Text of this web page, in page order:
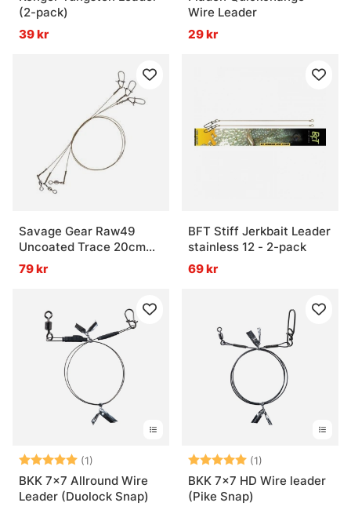
(2-pack)
39 kr
Wire Leader
29 kr
Savage Gear Raw49
Uncoated Trace 20cm
0.27mm 7kg
Swivel/Needle Snap 3
79 kr
BFT Stiff Jerkbait Leader
stainless 12 - 2-pack
69 kr
Betyg: (1)
5.0 utav 5 stjärnor
BKK 7x7 Allround Wire
Leader (Duolock Snap)
Betyg: (1)
BKK 7x7 HD Wire leader
(Pike Snap)